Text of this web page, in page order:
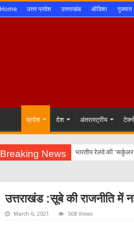
Home उत्तर प्रदेश उत्तराखंड ओडिशा गुजरात
प्रदेश देश अंतरास्ट्रीय
Breaking News
उत्तराखंड :सूबे की राजनीति में
March 6, 2021 508 Views